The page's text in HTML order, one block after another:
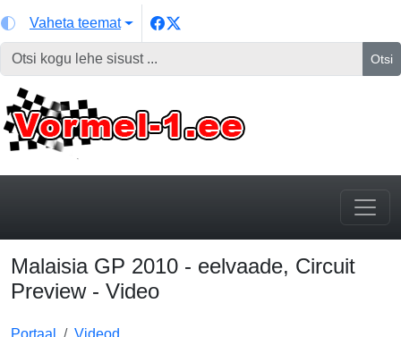
Vaheta teemat
Otsi
Malaisia GP 2010 - eelvaade, Circuit
Preview - Video
Portaal
Videod